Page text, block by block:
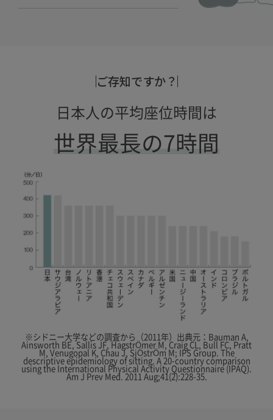
ご存知ですか？
日本人の平均座位時間は
世界最長の7時間
※シドニー大学などの調査から（2011年）出典元：Bauman A,
Ainsworth BE, Sallis JF, HagstrÖmer M, Craig CL, Bull FC, Pratt
M, Venugopal K, Chau J, SjÖstrÖm M; IPS Group. The
descriptive epidemiology of sitting. A 20-country comparison
using the International Physical Activity Questionnaire (IPAQ).
Am J Prev Med. 2011 Aug;41(2):228-35.